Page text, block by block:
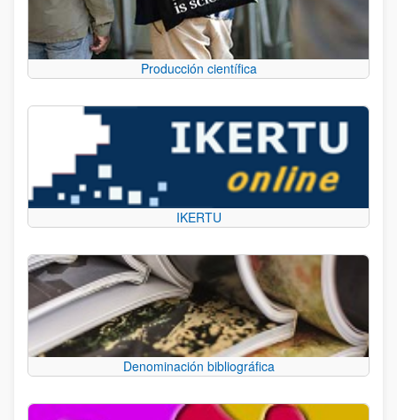
Producción científica
IKERTU
Denominación bibliográfica